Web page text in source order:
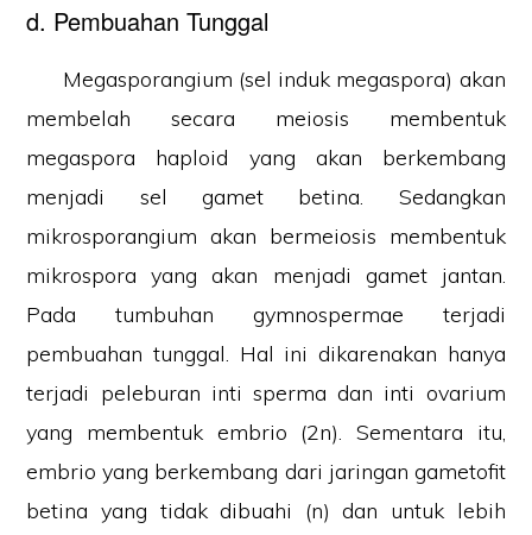
d. Pembuahan Tunggal
Megasporangium (sel induk megaspora) akan
membelah secara meiosis membentuk
megaspora haploid yang akan berkembang
menjadi sel gamet betina. Sedangkan
mikrosporangium akan bermeiosis membentuk
mikrospora yang akan menjadi gamet jantan.
Pada tumbuhan gymnospermae terjadi
pembuahan tunggal. Hal ini dikarenakan hanya
terjadi peleburan inti sperma dan inti ovarium
yang membentuk embrio (2n). Sementara itu,
embrio yang berkembang dari jaringan gametofit
betina yang tidak dibuahi (n) dan untuk lebih